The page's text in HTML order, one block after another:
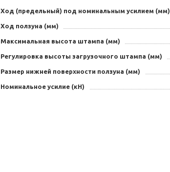
Ход (предельный) под номинальным усилием (мм)
Ход ползуна (мм)
Максимальная высота штампа (мм)
Регулировка высоты загрузочного штампа (мм)
Размер нижней поверхности ползуна (мм)
Номинальное усилие (кН)